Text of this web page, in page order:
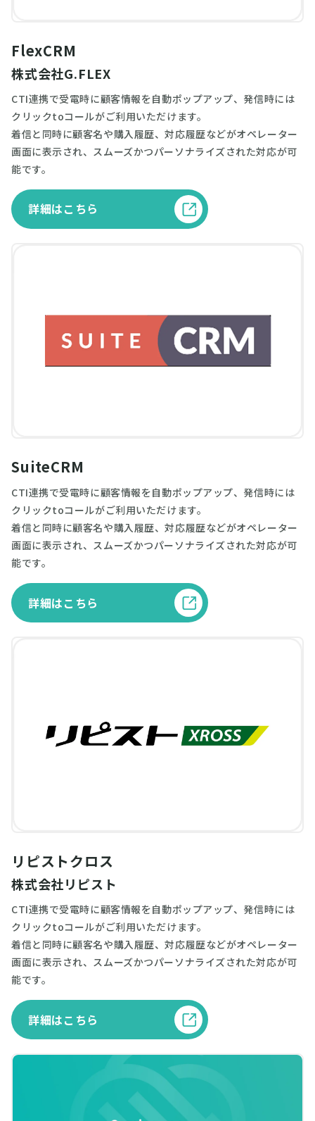
FlexCRM
株式会社G.FLEX
CTI連携で受電時に顧客情報を自動ポップアップ、発信時には
クリックtoコールがご利用いただけます。
着信と同時に顧客名や購入履歴、対応履歴などがオペレーター
画面に表示され、スムーズかつパーソナライズされた対応が可
能です。
詳細はこちら
SuiteCRM
CTI連携で受電時に顧客情報を自動ポップアップ、発信時には
クリックtoコールがご利用いただけます。
着信と同時に顧客名や購入履歴、対応履歴などがオペレーター
画面に表示され、スムーズかつパーソナライズされた対応が可
能です。
詳細はこちら
リピストクロス
株式会社リピスト
CTI連携で受電時に顧客情報を自動ポップアップ、発信時には
クリックtoコールがご利用いただけます。
着信と同時に顧客名や購入履歴、対応履歴などがオペレーター
画面に表示され、スムーズかつパーソナライズされた対応が可
能です。
詳細はこちら